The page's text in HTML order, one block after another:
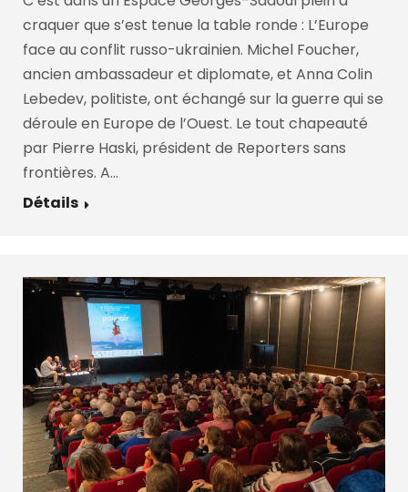
craquer que s’est tenue la table ronde : L’Europe
face au conflit russo-ukrainien. Michel Foucher,
ancien ambassadeur et diplomate, et Anna Colin
Lebedev, politiste, ont échangé sur la guerre qui se
déroule en Europe de l’Ouest. Le tout chapeauté
par Pierre Haski, président de Reporters sans
frontières. A…
Détails